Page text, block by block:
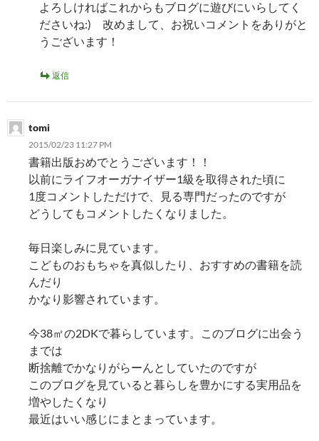
よろしければこれからもブログに遊びにいらしてく
ださいね:) 改めまして、お祝いコメントをありがと
うございます！
返信
tomi
2015/02/23 11:27 PM
書籍出版おめでとうございます！！
以前にライフオーガナイザー1級を取得された頃に
1度コメントしただけで、見る専門だったのですが
どうしてもコメントしたくなりました。
毎日楽しみに見ています。
こどものおもちゃを真似したり、おすすめの書籍を読
んだり
かなり影響されています。
今38㎡の2DKで暮らしています。このブログに出会う
までは
断捨離でかなりがらーんとしていたのですが
このブログを見ていると暮らしを豊かにする実用品を
増やしたくなり
最近はいい感じにまとまっています。